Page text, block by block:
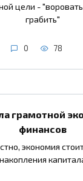
цели -
грабить"
0 78
грамотной
финансов
экономия
накопления